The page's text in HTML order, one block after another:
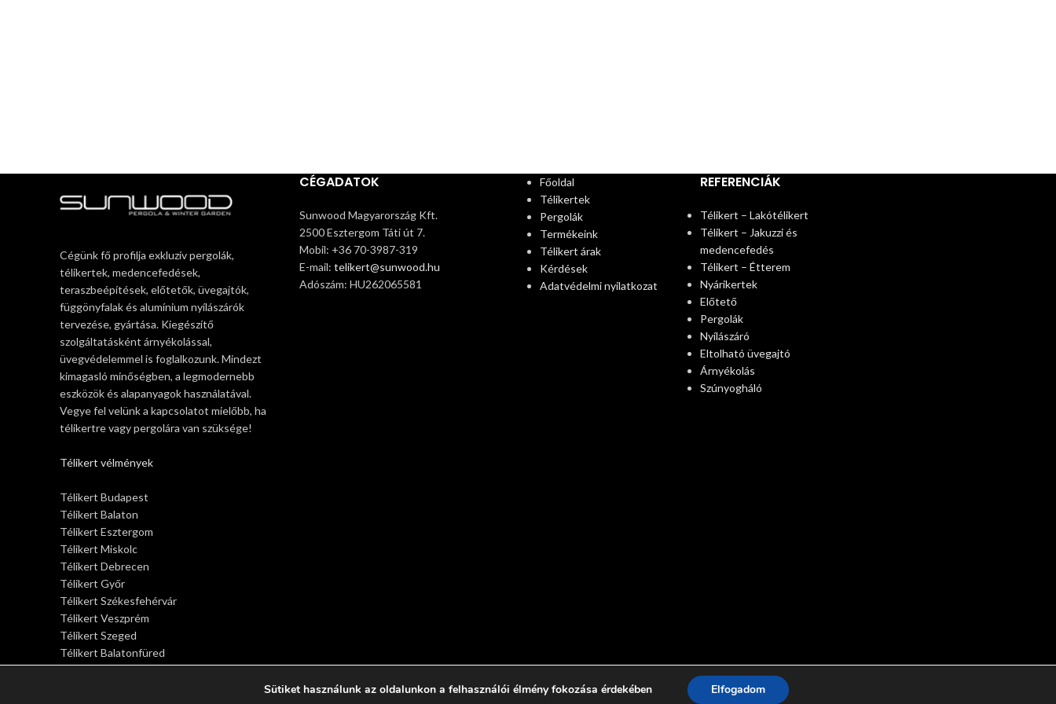
Cégünk fő profilja exkluzív pergolák,
télikertek, medencefedések,
teraszbeépítések, előtetők, üvegajtók,
függönyfalak és alumínium nyílászárók
tervezése, gyártása. Kiegészítő
szolgáltatásként árnyékolással,
üvegvédelemmel is foglalkozunk. Mindezt
kimagasló minőségben, a legmodernebb
eszközök és alapanyagok használatával.
Vegye fel velünk a kapcsolatot mielőbb, ha
télikertre vagy pergolára van szüksége!
Télikert vélmények
Télikert Budapest
Télikert Balaton
Télikert Esztergom
Télikert Miskolc
Télikert Debrecen
Télikert Győr
Télikert Székesfehérvár
Télikert Veszprém
Télikert Szeged
Télikert Balatonfüred
Télikert Siófok
CÉGADATOK
Sunwood Magyarország Kft.
2500 Esztergom Táti út 7.
Mobil: +36 70-3987-319
E-mail:telikert@sunwood.hu
Adószám: HU262065581
Főoldal
Télikertek
Pergolák
Termékeink
Télikert árak
Kérdések
Adatvédelmi nyilatkozat
REFERENCIÁK
Télikert – Lakótélikert
Télikert – Jakuzzi és
medencefedés
Télikert – Étterem
Nyárikertek
Előtető
Pergolák
Nyílászáró
Eltolható üvegajtó
Árnyékolás
Szúnyogháló
Sütiket használunk az oldalunkon a felhasználói élmény fokozása érdekében Elfogadom